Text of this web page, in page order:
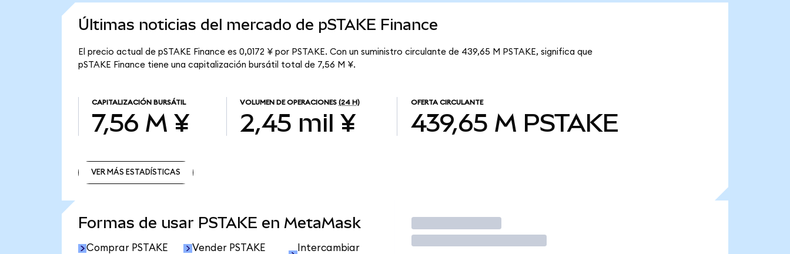
Últimas noticias del mercado de pSTAKE Finance
El precio actual de pSTAKE Finance es 0,0172 ¥ por PSTAKE. Con un suministro circulante de 439,65 M PSTAKE, significa que
pSTAKE Finance tiene una capitalización bursátil total de 7,56 M ¥.
CAPITALIZACIÓN BURSÁTIL
7,56 M ¥
VOLUMEN DE OPERACIONES (24 H)
2,45 mil ¥
OFERTA CIRCULANTE
439,65 M PSTAKE
VER MÁS ESTADÍSTICAS
Formas de usar PSTAKE en MetaMask
Comprar PSTAKE Vender PSTAKE
Intercambiar
Operar